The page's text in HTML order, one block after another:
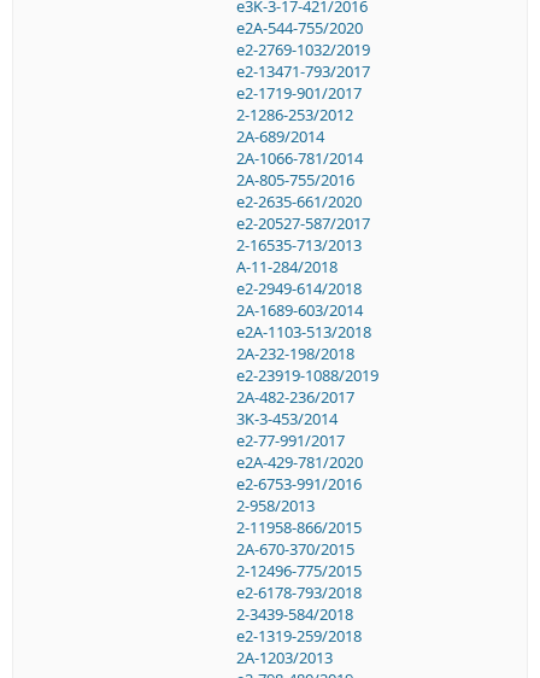
e3K-3-17-421/2016
e2A-544-755/2020
e2-2769-1032/2019
e2-13471-793/2017
e2-1719-901/2017
2-1286-253/2012
2A-689/2014
2A-1066-781/2014
2A-805-755/2016
e2-2635-661/2020
e2-20527-587/2017
2-16535-713/2013
A-11-284/2018
e2-2949-614/2018
2A-1689-603/2014
e2A-1103-513/2018
2A-232-198/2018
e2-23919-1088/2019
2A-482-236/2017
3K-3-453/2014
e2-77-991/2017
e2A-429-781/2020
e2-6753-991/2016
2-958/2013
2-11958-866/2015
2A-670-370/2015
2-12496-775/2015
e2-6178-793/2018
2-3439-584/2018
e2-1319-259/2018
2A-1203/2013